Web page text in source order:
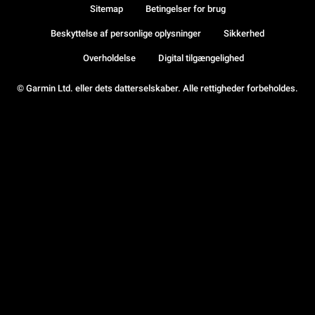
© Garmin Ltd. eller dets datterselskaber. Alle rettigheder forbeholdes.
Sitemap Betingelser for brug
Beskyttelse af personlige oplysninger Sikkerhed
Overholdelse Digital tilgængelighed